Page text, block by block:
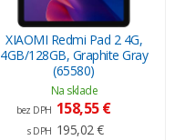
XIAOMI Redmi Pad 2 4G,
4GB/128GB, Graphite Gray
(65580)
Na sklade
bez DPH 158,55 €
s DPH 195,02 €